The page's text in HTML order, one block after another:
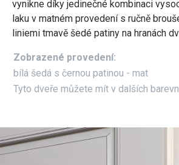
vynikne díky jedinečné kombinaci
laku v matném provedení s ručně
liniemi tmavě šedé patiny na hranách
Zobrazené provedení:
bílá šedá s černou patinou - mat
Tyto dveře můžete mít v dalších